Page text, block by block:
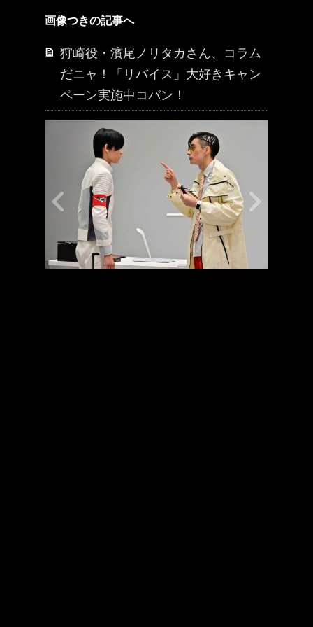
画像つきの記事へ
狩崎役・濱尾ノリタカさん、コラム
だニャ！「リバイス」大好きキャン
ペーン実施中コバン！